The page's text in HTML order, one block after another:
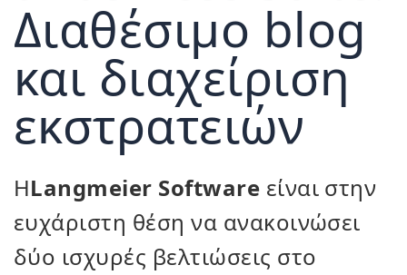
Διαθέσιμο blog
και διαχείριση
εκστρατειών
ΗLangmeier Software είναι στην
ευχάριστη θέση να ανακοινώσει
δύο ισχυρές βελτιώσεις στο